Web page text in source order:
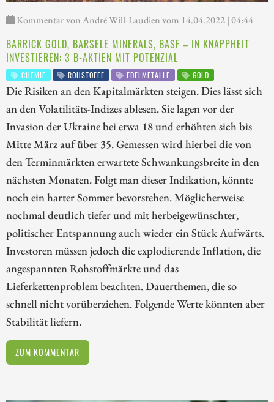
Kommentar von André Will-Laudien vom 14.04.2022 | 04:44
BARRICK GOLD, BARSELE MINERALS, BASF – IN KNAPPHEIT
INVESTIEREN: 3 B-AKTIEN MIT POTENZIAL
CHEMIE ROHSTOFFE EDELMETALLE GOLD
Die Risiken an den Kapitalmärkten steigen. Dies lässt sich
an den Volatilitäts-Indizes ablesen. Sie lagen vor der
Invasion der Ukraine bei etwa 18 und erhöhten sich bis
Mitte März auf über 35. Gemessen wird hierbei die von
den Terminmärkten erwartete Schwankungsbreite in den
nächsten Monaten. Folgt man dieser Indikation, könnte
noch ein harter Sommer bevorstehen. Möglicherweise
nochmal deutlich tiefer und mit herbeigewünschter,
politischer Entspannung auch wieder ein Stück Aufwärts.
Investoren müssen jedoch die explodierende Inflation, die
angespannten Rohstoffmärkte und das
Lieferkettenproblem beachten. Dauerthemen, die so
schnell nicht vorüberziehen. Folgende Werte könnten aber
Stabilität liefern.
ZUM KOMMENTAR